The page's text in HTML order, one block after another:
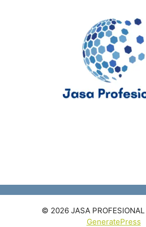
© 2026 JASA PROFESIONAL
GeneratePress